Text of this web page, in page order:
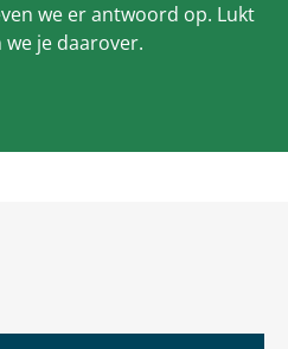
we er antwoord op. Lukt
je daarover.